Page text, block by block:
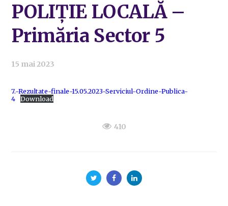
POLIȚIE LOCALĂ –
Primăria Sector 5
15 mai 2023
7.-Rezultate-finale-15.05.2023-Serviciul-Ordine-Publica-
4
Download
410